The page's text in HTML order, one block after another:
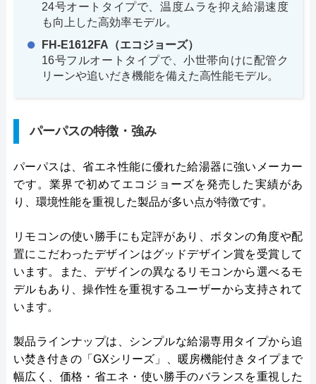
24号オートタイプで、温度ムラを抑え給湯速度
も向上した高効率モデル。
FH-E1612FA（エコジョーズ）
16号フルオートタイプで、小世帯向けに配管ク
リーンや追いだき機能を備えた高性能モデル。
パーパスの特徴・強み
パーパスは、省エネ性能に優れた給湯器に強いメーカー
です。業界で初めてエコジョーズを発売した実績があ
り、環境性能を重視した製品が多い点が特徴です。
リモコンの使い勝手にも定評があり、ボタンの角度や配
置にこだわったデザインはグッドデザイン賞を受賞して
います。また、デザインの異なるリモコンから選べるモ
デルもあり、操作性を重視するユーザーから支持されて
います。
製品ラインナップは、シンプルな給湯専用タイプから追
い焚き付きの「GXシリーズ」、暖房機能付きタイプまで
幅広く、価格・省エネ・使い勝手のバランスを重視した